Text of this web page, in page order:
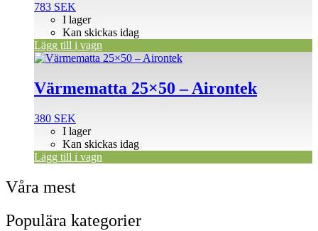
783 SEK
I lager
Kan skickas idag
Lägg till i vagn
Värmematta 25×50 – Airontek
380 SEK
I lager
Kan skickas idag
Lägg till i vagn
Våra mest
Populära kategorier